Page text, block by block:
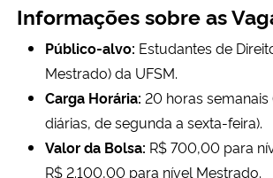
Secretaria de Governo
Gabinete de Segurança Institucional
Informações sobre as
Público-alvo: Estudantes de
Mestrado) da UFSM.
Carga Horária: 20 horas semanais
diárias, de segunda a sexta-feira).
Valor da Bolsa: R$ 700,00 para
R$ 2.100,00 para nível Mestrado.